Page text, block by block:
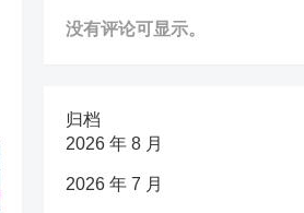
没有评论可显示。
归档
2026 年 8 月
2026 年 7 月